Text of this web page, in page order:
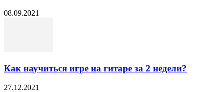
08.09.2021
Как научиться игре на гитаре за 2 недели?
27.12.2021